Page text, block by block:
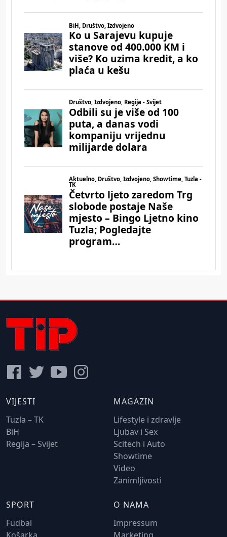
VIJESTI
Tuzla – TK
BiH
Regija – Svijet
MAGAZIN
Lifestyle i zdravlje
Ljubav i Sex
Scitech i Auto
Showtime
Video
Zanimljivosti
SPORT
Fudbal
O NAMA
Impressum